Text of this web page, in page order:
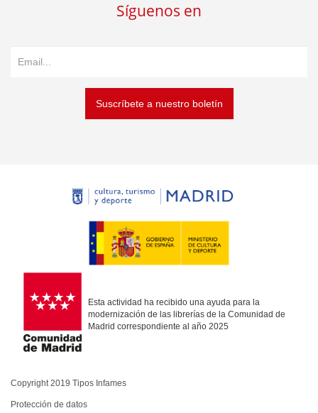
Síguenos en
Suscríbete a nuestro boletín
Esta actividad ha recibido una ayuda para la
modernización de las librerías de la Comunidad de
Madrid correspondiente al año 2025
Copyright 2019 Tipos Infames
Protección de datos